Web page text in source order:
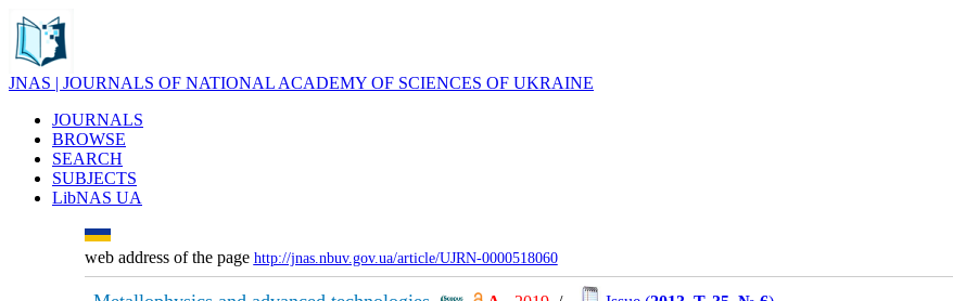
JNAS | JOURNALS OF NATIONAL ACADEMY OF SCIENCES OF UKRAINE
JOURNALS
BROWSE
SEARCH
SUBJECTS
LibNAS UA
web address of the page http://jnas.nbuv.gov.ua/article/UJRN-0000518060